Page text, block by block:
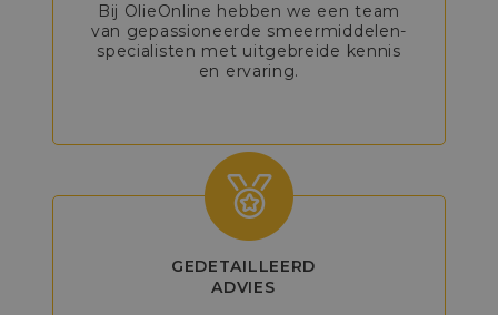
Bij OlieOnline hebben we een team
van gepassioneerde smeermiddelen-
specialisten met uitgebreide kennis
en ervaring.
GEDETAILLEERD
ADVIES